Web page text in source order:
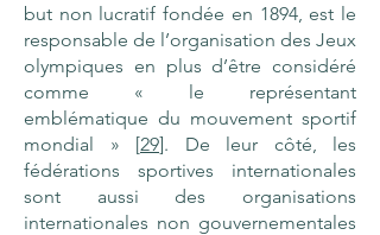
but non lucratif fondée en 1894, est le
responsable de l’organisation des Jeux
olympiques en plus d’être considéré
comme « le représentant
emblématique du mouvement sportif
mondial » [29]. De leur côté, les
fédérations sportives internationales
sont aussi des organisations
internationales non gouvernementales